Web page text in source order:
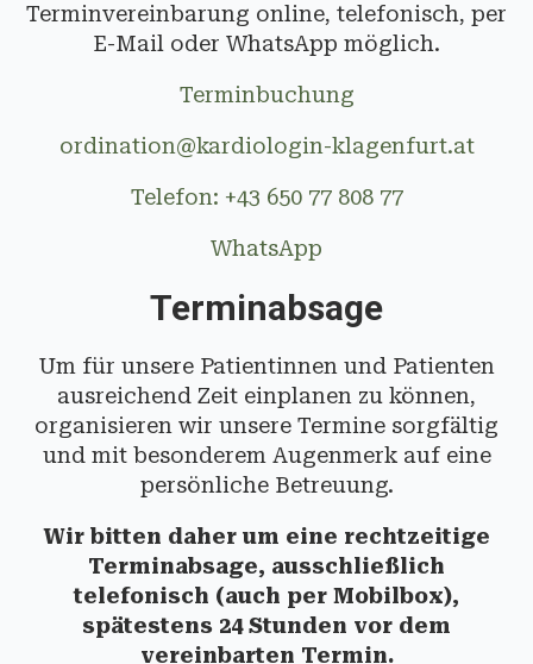
Terminvereinbarung online, telefonisch, per
E-Mail oder WhatsApp möglich.
Terminbuchung
ordination@kardiologin-klagenfurt.at
Telefon: +43 650 77 808 77
WhatsApp
Terminabsage
Um für unsere Patientinnen und Patienten
ausreichend Zeit einplanen zu können,
organisieren wir unsere Termine sorgfältig
und mit besonderem Augenmerk auf eine
persönliche Betreuung.
Wir bitten daher um eine rechtzeitige
Terminabsage, ausschließlich
telefonisch (auch per Mobilbox),
spätestens 24 Stunden vor dem
vereinbarten Termin.